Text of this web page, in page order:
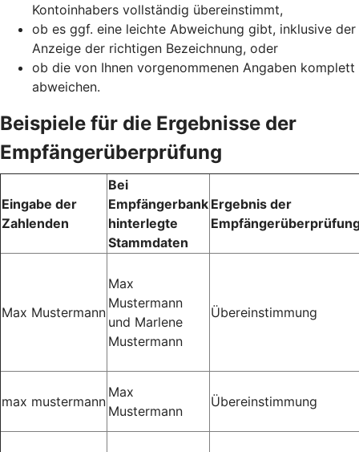
Kontoinhabers vollständig übereinstimmt,
ob es ggf. eine leichte Abweichung gibt, inklusive der
Anzeige der richtigen Bezeichnung, oder
ob die von Ihnen vorgenommenen Angaben komplett
abweichen.
Beispiele für die Ergebnisse der
Empfängerüberprüfung
Eingabe der
Zahlenden
Bei
Empfängerbank
hinterlegte
Stammdaten
Ergebnis der
Max Mustermann
Max
Mustermann
und Marlene
Mustermann
Übereinstimmung
max mustermann
Max
Mustermann
Übereinstimmung